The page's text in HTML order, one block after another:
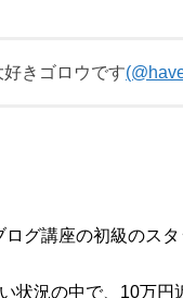
きゴロウです
グ講座の初級のス
状況の中で、10万円